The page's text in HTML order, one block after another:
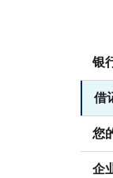
银
借
您
企